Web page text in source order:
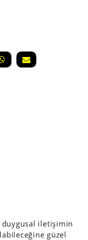
duygusal iletişimin
güzel